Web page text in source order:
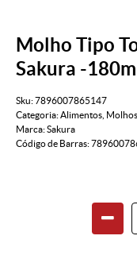
Molho Tipo
Sakura -
Sku:7896007865147
Categoria:Alimentos Molhos
Marca:Sakura
Código de Barras: